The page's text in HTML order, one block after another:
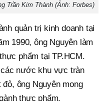
Trần Kim Thành (Ảnh: Forbes)
quản trị kinh doanh tại
1990, ông Nguyên làm
phẩm tại TP.HCM.
nước khu vực tràn
ông Nguyên mong
thực phẩm.